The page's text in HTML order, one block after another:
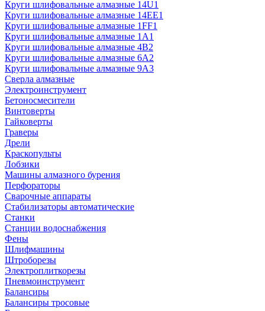
Круги шлифовальные алмазные 14U1
Круги шлифовальные алмазные 14ЕЕ1
Круги шлифовальные алмазные 1FF1
Круги шлифовальные алмазные 1А1
Круги шлифовальные алмазные 4В2
Круги шлифовальные алмазные 6A2
Круги шлифовальные алмазные 9А3
Сверла алмазные
Электроинструмент
Бетоносмесители
Винтоверты
Гайковерты
Граверы
Дрели
Краскопульты
Лобзики
Машины алмазного бурения
Перфораторы
Сварочные аппараты
Стабилизаторы автоматические
Станки
Станции водоснабжения
Фены
Шлифмашины
Штроборезы
Электроплиткорезы
Пневмоинструмент
Балансиры
Балансиры тросовые